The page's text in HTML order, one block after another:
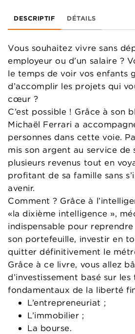
DESCRIPTIF DÉTAILS
Vous souhaitez vivre sans
employeur ou d’un salaire ?
le temps de voir vos enfants
d’accomplir les projets qui
cœur ?
C’est possible ! Grâce à son
Michaël Ferrari a
personnes dans cette voie.
mis son argent au service de
plusieurs revenus tout en
profitant de sa famille sans
avenir.
Comment ? Grâce à
«la dixième intelligence »,
indispensable pour
son portefeuille, investir en
quitter définitivement le
Grâce à ce livre, vous allez
d’investissement basé sur
fondamentaux de la liberté
L’entrepreneuriat ;
L’immobilier ;
La bourse.